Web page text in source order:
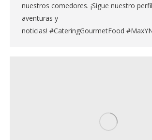
nuestros comedores. ¡Sigue nuestro
aventuras y
noticias! #CateringGourmetFood